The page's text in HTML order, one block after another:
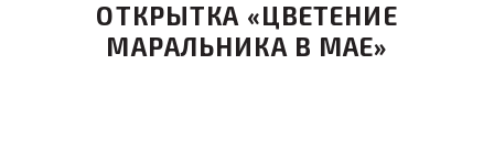
ОТКРЫТКА «ЦВЕТЕНИЕ
МАРАЛЬНИКА В МАЕ»